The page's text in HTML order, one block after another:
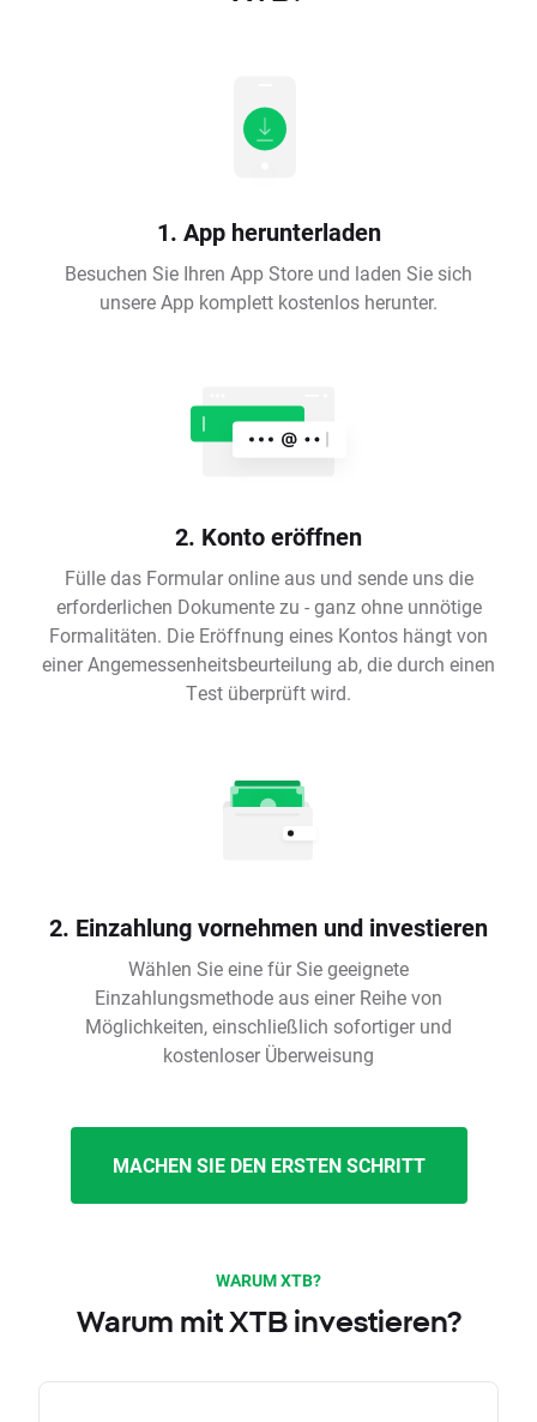
1. App herunterladen
Besuchen Sie Ihren App Store und laden Sie sich
unsere App komplett kostenlos herunter.
2. Konto eröffnen
Fülle das Formular online aus und sende uns die
erforderlichen Dokumente zu - ganz ohne unnötige
Formalitäten. Die Eröffnung eines Kontos hängt von
einer Angemessenheitsbeurteilung ab, die durch einen
Test überprüft wird.
2. Einzahlung vornehmen und investieren
Wählen Sie eine für Sie geeignete
Einzahlungsmethode aus einer Reihe von
Möglichkeiten, einschließlich sofortiger und
kostenloser Überweisung
MACHEN SIE DEN ERSTEN SCHRITT
WARUM XTB?
Warum mit XTB investieren?